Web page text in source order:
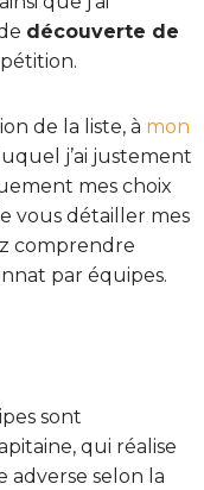
découverte de
de la liste, à mon
j’ai justement
mes choix
vous détailler mes
comprendre
par équipes.
sont
qui réalise
adverse selon la